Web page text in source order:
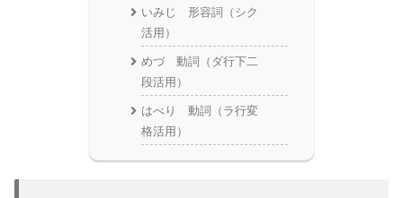
いみじ 形容詞（シク
活用）
めづ 動詞（ダ行下二
段活用）
はべり 動詞（ラ行変
格活用）